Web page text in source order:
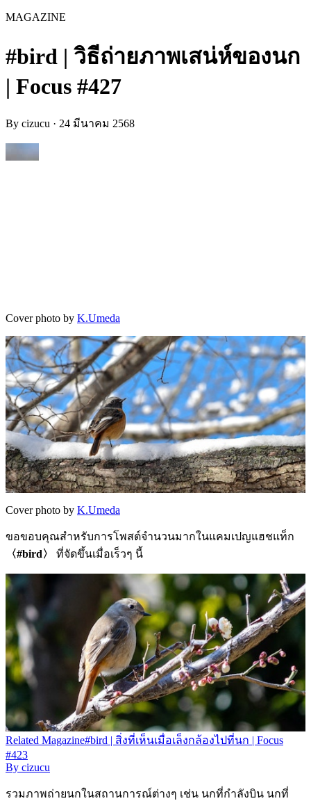
MAGAZINE
#bird | วิธีถ่ายภาพเสน่ห์ของนก
| Focus #427
By cizucu · 24 มีนาคม 2568
Cover photo by K.Umeda
Cover photo by K.Umeda
ขอขอบคุณสำหรับการโพสต์จำนวนมากในแคมเปญแฮชแท็ก
〈#bird〉
ที่จัดขึ้นเมื่อเร็วๆ นี้
Related Magazine#bird | สิ่งที่เห็นเมื่อเล็งกล้องไปที่นก | Focus
#423
By cizucu
รวมภาพถ่ายนกในสถานการณ์ต่างๆ เช่น นกที่กำลังบิน นกที่